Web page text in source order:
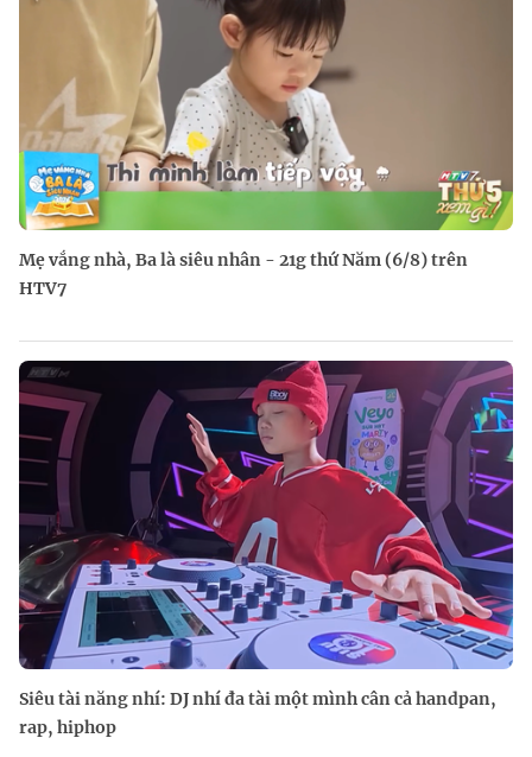
Mẹ vắng nhà, Ba là siêu nhân - 21g thứ Năm (6/8) trên
HTV7
Siêu tài năng nhí: DJ nhí đa tài một mình cân cả handpan,
rap, hiphop